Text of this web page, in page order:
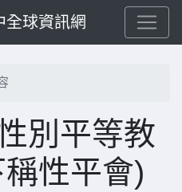
全球資訊網
別平等教
性平會)